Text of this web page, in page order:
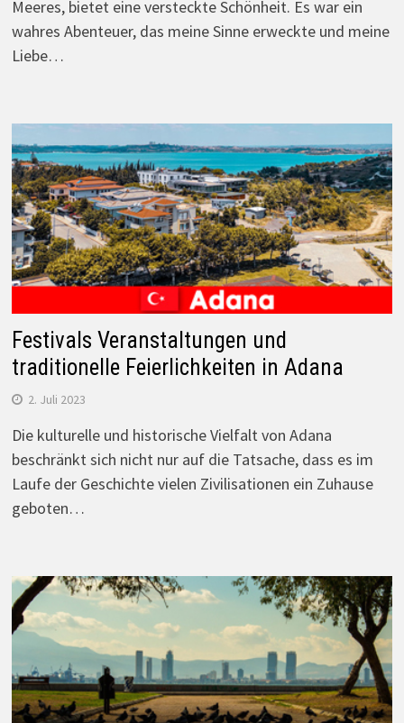
Meeres, bietet eine versteckte Schönheit. Es war ein
wahres Abenteuer, das meine Sinne erweckte und meine
Liebe…
Festivals Veranstaltungen und
traditionelle Feierlichkeiten in Adana
2. Juli 2023
Die kulturelle und historische Vielfalt von Adana
beschränkt sich nicht nur auf die Tatsache, dass es im
Laufe der Geschichte vielen Zivilisationen ein Zuhause
geboten…